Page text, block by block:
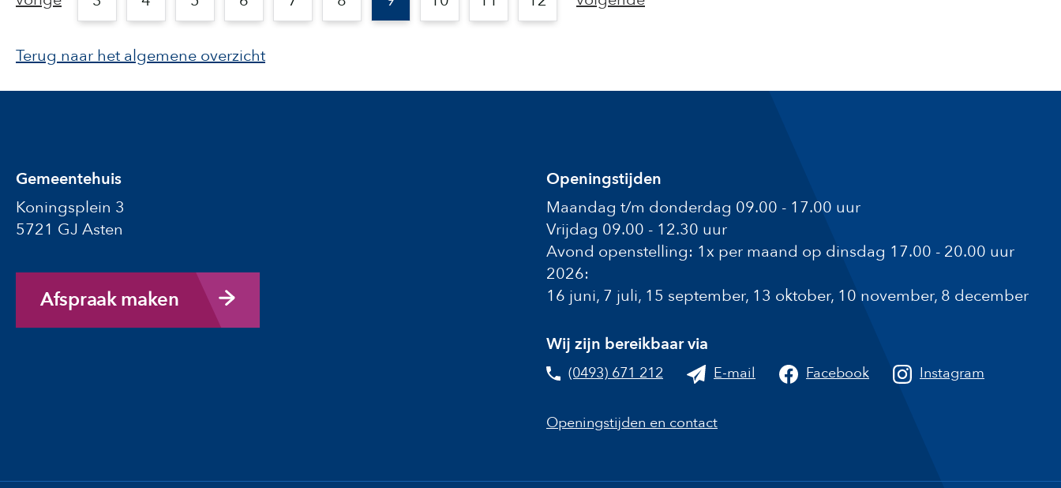
Terug naar het algemene overzicht
Gemeentehuis
Koningsplein 3
5721 GJ Asten
Afspraak maken
Openingstijden
Maandag t/m donderdag 09.00 - 17.00 uur
Vrijdag 09.00 - 12.30 uur
Avond openstelling: 1x per maand op dinsdag 17.00 - 20.00 uur
2026:
16 juni, 7 juli, 15 september, 13 oktober, 10 november, 8 december
Wij zijn bereikbaar via
(0493) 671 212 E-mail Facebook Instagram
Openingstijden en contact